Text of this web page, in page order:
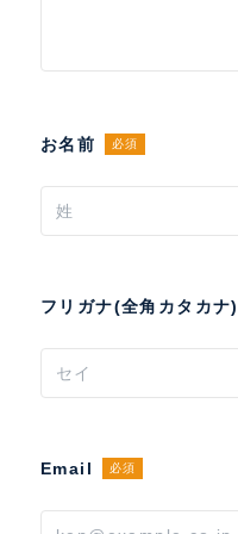
お名前 必須
フリガナ(全角カタカナ)
Email 必須